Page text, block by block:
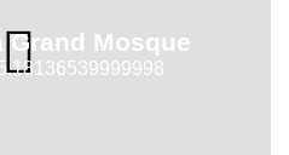
Grand Mosque